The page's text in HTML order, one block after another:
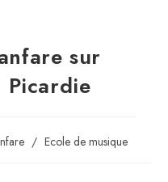
sur
Picardie
/ Ecole de musique